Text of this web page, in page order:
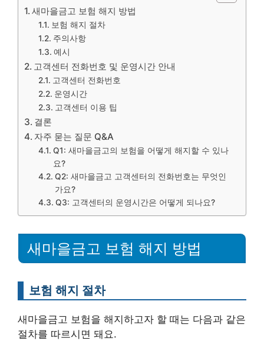
새마을금고 보험 해지 방법
보험 해지 절차
주의사항
예시
고객센터 전화번호 및 운영시간 안내
고객센터 전화번호
운영시간
고객센터 이용 팁
결론
자주 묻는 질문 Q&A
Q1: 새마을금고의 보험을 어떻게 해지할 수 있나
요?
Q2: 새마을금고 고객센터의 전화번호는 무엇인
가요?
Q3: 고객센터의 운영시간은 어떻게 되나요?
새마을금고 보험 해지 방법
보험 해지 절차
새마을금고 보험을 해지하고자 할 때는 다음과 같은
절차를 따르시면 돼요.